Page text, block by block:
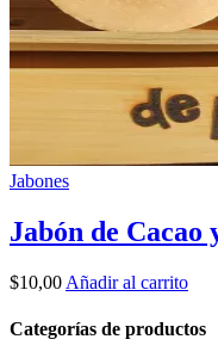
Jabones
Jabón de
$10,00 Añadir al carrito
Categorías de productos